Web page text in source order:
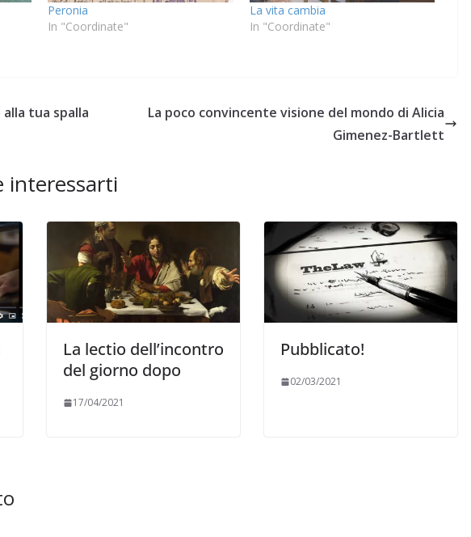
Peronia
In "Coordinate"
La vita cambia
In "Coordinate"
tua spalla
La poco convincente visione del mondo di Alicia
Gimenez-Bartlett
interessarti
La lectio dell’incontro
del giorno dopo
17/04/2021
Pubblicato!
02/03/2021